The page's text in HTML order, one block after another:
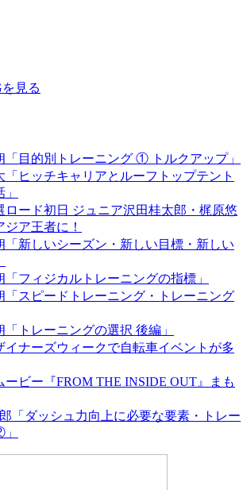
見る
「目的別トレーニング ① トルクアップ」
「ヒッチキャリアとルーフトップテント
ロード初日 ジュニア沢田桂太郎・梶原悠
ア王者に！
「新しいシーズン・新しい目標・新しい
「フィジカルトレーニングの指標」
「スピードトレーニング・トレーニング
「トレーニングの選択 後編」
イナーズウィークで自転車イベントが多
ービー『FROM THE INSIDE OUT』まも
「ダッシュ力向上に必要な要素・トレー